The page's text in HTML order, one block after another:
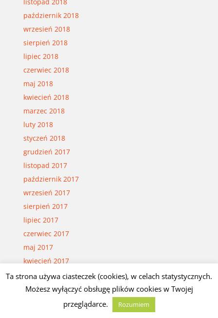
listopad 2018
październik 2018
wrzesień 2018
sierpień 2018
lipiec 2018
czerwiec 2018
maj 2018
kwiecień 2018
marzec 2018
luty 2018
styczeń 2018
grudzień 2017
listopad 2017
październik 2017
wrzesień 2017
sierpień 2017
lipiec 2017
czerwiec 2017
maj 2017
kwiecień 2017
marzec 2017
luty 2017
styczeń 2017
Ta strona używa ciasteczek (cookies), w celach statystycznych.
Możesz wyłączyć obsługę plików cookies w Twojej
przeglądarce.
Rozumiem